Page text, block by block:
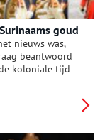
goud
nieuws was,
beantwoord
koloniale tijd